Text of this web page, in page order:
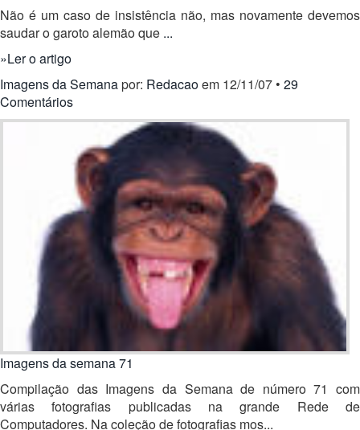
Não é um caso de insistência não, mas novamente devemos
saudar o garoto alemão que ...
»Ler o artigo
Imagens da Semanapor: Redacaoem 12/11/07 • 29
Comentários
Imagens da semana 71
Compilação das Imagens da Semana de número 71 com
várias fotografias publicadas na grande Rede de
Computadores. Na coleção de fotografias mos...